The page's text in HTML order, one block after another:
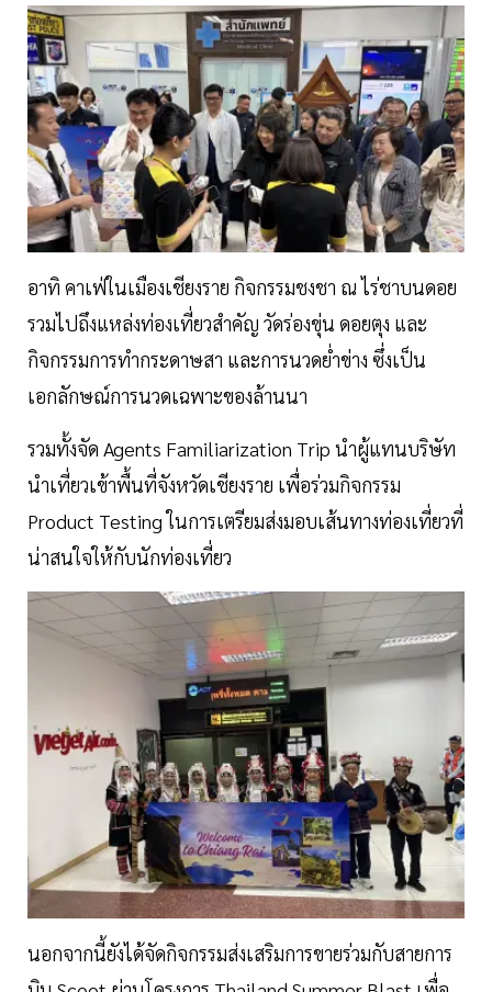
อาทิ คาเฟ่ในเมืองเชียงราย กิจกรรมชงชา ณ ไร่ชาบนดอย
รวมไปถึงแหล่งท่องเที่ยวสำคัญ วัดร่องขุ่น ดอยตุง และ
กิจกรรมการทำกระดาษสา และการนวดย่ำข่าง ซึ่งเป็น
เอกลักษณ์การนวดเฉพาะของล้านนา
รวมทั้งจัด Agents Familiarization Trip นำผู้แทนบริษัท
นำเที่ยวเข้าพื้นที่จังหวัดเชียงราย เพื่อร่วมกิจกรรม
Product Testing ในการเตรียมส่งมอบเส้นทางท่องเที่ยวที่
น่าสนใจให้กับนักท่องเที่ยว
นอกจากนี้ยังได้จัดกิจกรรมส่งเสริมการขายร่วมกับสายการ